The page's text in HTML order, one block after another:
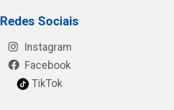
Redes Sociais
Instagram
Facebook
TikTok